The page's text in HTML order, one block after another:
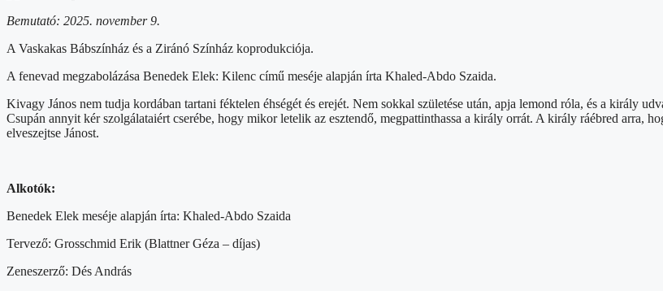
Bemutató: 2025. november 9.
A Vaskakas Bábszínház és a Ziránó Színház koprodukciója.
A fenevad megzabolázása Benedek Elek: Kilenc című meséje alapján írta Khaled-Abdo Szaida.
Kivagy János nem tudja kordában tartani féktelen éhségét és erejét. Nem sokkal születése után, apja lemond róla, és a király
Csupán annyit kér szolgálataiért cserébe, hogy mikor letelik az esztendő, megpattinthassa a király orrát. A király ráébred arra,
elveszejtse Jánost.
Alkotók:
Benedek Elek meséje alapján írta: Khaled-Abdo Szaida
Tervező: Grosschmid Erik (Blattner Géza – díjas)
Zeneszerző: Dés András